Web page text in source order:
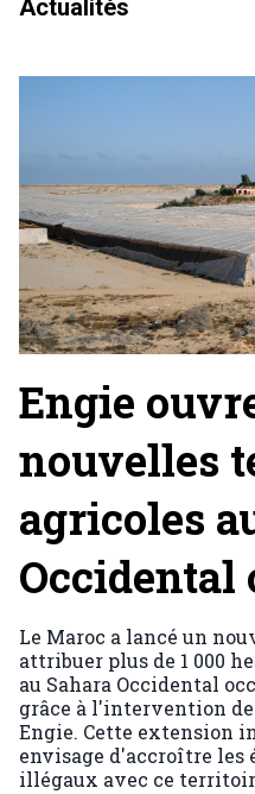
Actualités
Engie
nouvelles
agricoles
Occidental
Le Maroc a lancé un
attribuer plus de 1 000
au Sahara Occidental
grâce à l'intervention
Engie. Cette extension
envisage d'accroître les
illégaux avec ce